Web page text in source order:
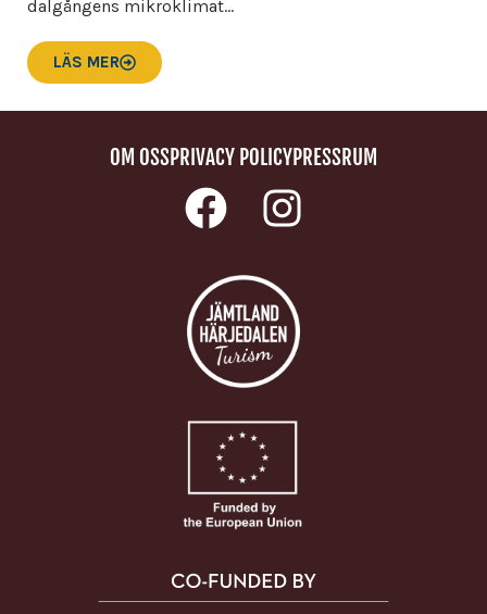
dalgångens mikroklimat...
LÄS MER
OM OSSPRIVACY POLICYPRESSRUM